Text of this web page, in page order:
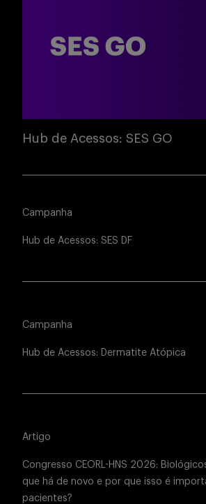
Hub de Acessos: SES GO
Campanha
Hub de Acessos: SES DF
Campanha
Hub de Acessos: Dermatite Atópica
Artigo
Congresso CEORL-HNS 2026:
que há de novo e por que isso é
pacientes?